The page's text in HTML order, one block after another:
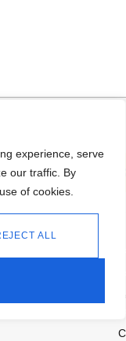
experience, serve
our traffic. By
of cookies.
ALL